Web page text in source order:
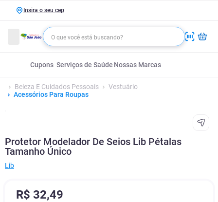
Insira o seu cep
Cupons Serviços de Saúde Nossas Marcas
Beleza E Cuidados Pessoais
Vestuário
Acessórios Para Roupas
Protetor Modelador De Seios Lib Pétalas
Tamanho Único
Lib
R$ 32,49